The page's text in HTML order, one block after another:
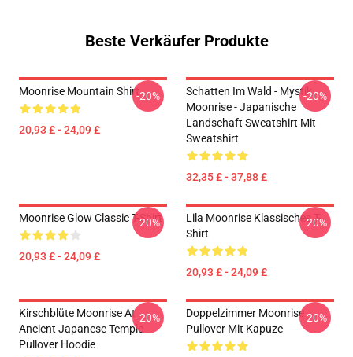
Beste Verkäufer Produkte
Moonrise Mountain Shirt
20,93 £ - 24,09 £
-20%
Schatten Im Wald - Mystik
Moonrise - Japanische
Landschaft Sweatshirt Mit
Sweatshirt
32,35 £ - 37,88 £
-20%
Moonrise Glow Classic T-Shirt
20,93 £ - 24,09 £
-20%
Lila Moonrise Klassisches T-
Shirt
20,93 £ - 24,09 £
-20%
Kirschblüte Moonrise At
Ancient Japanese Temple
Pullover Hoodie
-20%
Doppelzimmer Moonrise
Pullover Mit Kapuze
-20%